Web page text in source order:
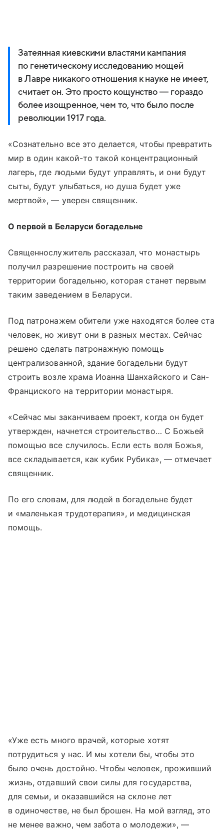
Затеянная киевскими властями кампания
по генетическому исследованию мощей
в Лавре никакого отношения к науке не имеет,
считает он. Это просто кощунство ― гораздо
более изощренное, чем то, что было после
революции 1917 года.
«Сознательно все это делается, чтобы превратить
мир в один какой-то такой концентрационный
лагерь, где людьми будут управлять, и они будут
сыты, будут улыбаться, но душа будет уже
мертвой», — уверен священник.
О первой в Беларуси богадельне
Священнослужитель рассказал, что монастырь
получил разрешение построить на своей
территории богадельню, которая станет первым
таким заведением в Беларуси.
Под патронажем обители уже находятся более ста
человек, но живут они в разных местах. Сейчас
решено сделать патронажную помощь
централизованной, здание богадельни будут
строить возле храма Иоанна Шанхайского и Сан-
Франциского на территории монастыря.
«Сейчас мы заканчиваем проект, когда он будет
утвержден, начнется строительство… С Божьей
помощью все случилось. Если есть воля Божья,
все складывается, как кубик Рубика», — отмечает
священник.
По его словам, для людей в богадельне будет
и «маленькая трудотерапия», и медицинская
помощь.
«Уже есть много врачей, которые хотят
потрудиться у нас. И мы хотели бы, чтобы это
было очень достойно. Чтобы человек, проживший
жизнь, отдавший свои силы для государства,
для семьи, и оказавшийся на склоне лет
в одиночестве, не был брошен. На мой взгляд, это
не менее важно, чем забота о молодежи», —